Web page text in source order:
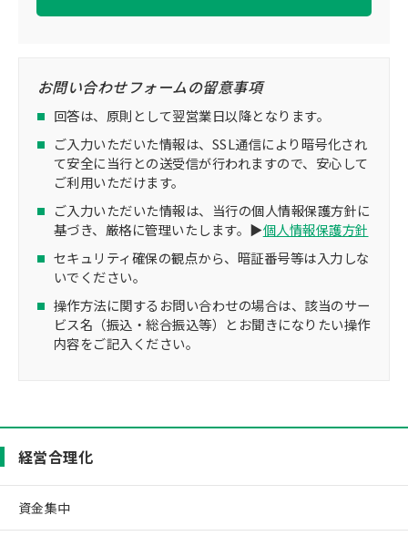
お問い合わせフォームの留意事項
回答は、原則として翌営業日以降となります。
ご入力いただいた情報は、SSL通信により暗号化され
て安全に当行との送受信が行われますので、安心して
ご利用いただけます。
ご入力いただいた情報は、当行の個人情報保護方針に
基づき、厳格に管理いたします。▶個人情報保護方針
セキュリティ確保の観点から、暗証番号等は入力しな
いでください。
操作方法に関するお問い合わせの場合は、該当のサー
ビス名（振込・総合振込等）とお聞きになりたい操作
内容をご記入ください。
経営合理化
資金集中